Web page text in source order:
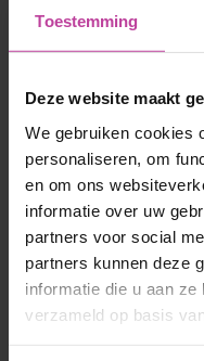
Toestemming
Deze website maakt
We gebruiken cookies
personaliseren, om
en om ons
informatie over uw
partners voor social
partners kunnen deze
informatie die u aan
verzameld op basis
Wijkverpleging
is
Bekijk alle waarderingen